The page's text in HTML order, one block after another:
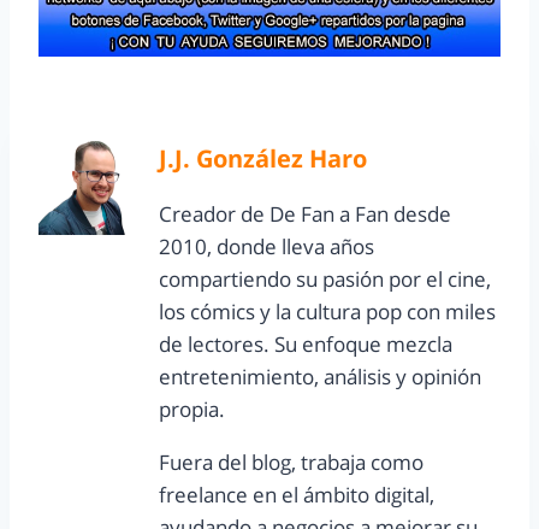
J.J. González Haro
Creador de De Fan a Fan desde
2010, donde lleva años
compartiendo su pasión por el cine,
los cómics y la cultura pop con miles
de lectores. Su enfoque mezcla
entretenimiento, análisis y opinión
propia.
Fuera del blog, trabaja como
freelance en el ámbito digital,